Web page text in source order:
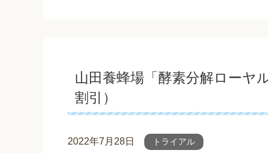
山田養蜂場「酵素分解ローヤ
割引）
2022年7月28日 トライアル